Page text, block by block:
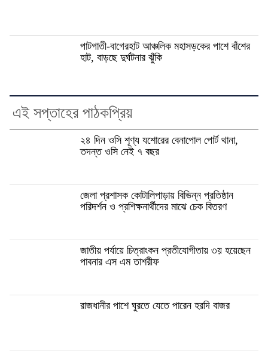
পাটগাতী-বাগেরহাট আঞ্চলিক মহাসড়কের পাশে বাঁশের
হাট, বাড়ছে দুর্ঘটনার ঝুঁকি
এই সপ্তাহের পাঠকপ্রিয়
২৪ দিন ওসি শূণ্য যশোরের বেনাপোল পোর্ট থানা,
তদন্ত ওসি নেই ৭ বছর
জেলা প্রশাসক কোটালিপাড়ায় বিভিন্ন প্রতিষ্ঠান
পরিদর্শন ও প্রশিক্ষনার্থীদের মাঝে চেক বিতরণ
জাতীয় পর্যায়ে চিত্রাংকন প্রতীযোগীতায় ৩য় হয়েছেন
পাবনার এস এম তাশরীফ
রাজধানীর পাশে ঘুরতে যেতে পারেন হরদি বাজর